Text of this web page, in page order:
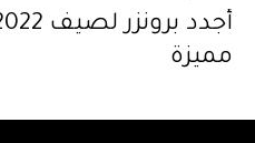
مميزة